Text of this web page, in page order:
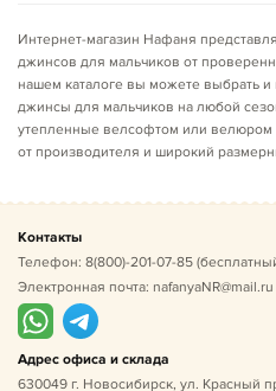
Интернет-магазин Нафаня
джинсов для мальчиков от
нашем каталоге вы можете выбрать и
джинсы для мальчиков на любой
утепленные велсофтом или
от производителя и широкий
Контакты
Телефон: 8(800)-201-07-85
Электронная почта: nafanyaNR@mail.ru
Адрес офиса и склада
630049 г. Новосибирск, ул. Красный